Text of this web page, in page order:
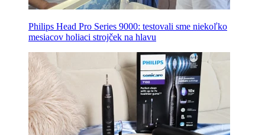
Philips Head Pro Series 9000: testovali sme niekoľko
mesiacov holiaci strojček na hlavu